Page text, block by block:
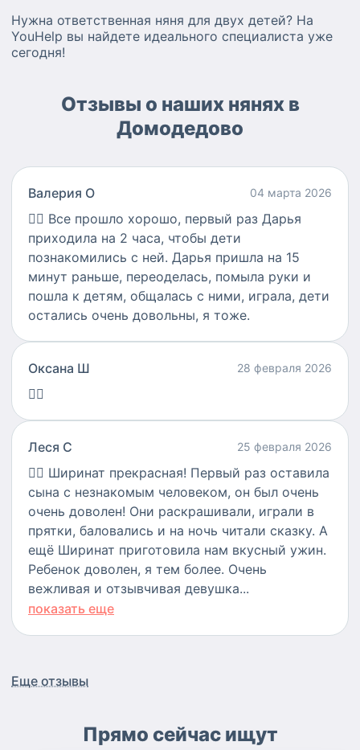
Нужна ответственная няня для двух детей? На
YouHelp вы найдете идеального специалиста уже
сегодня!
Отзывы о наших нянях в
Домодедово
Валерия О 04 марта 2026
👍🏻 Все прошло хорошо, первый раз Дарья
приходила на 2 часа, чтобы дети
познакомились с ней. Дарья пришла на 15
минут раньше, переоделась, помыла руки и
пошла к детям, общалась с ними, играла, дети
остались очень довольны, я тоже.
Оксана Ш 28 февраля 2026
👍🏻
Леся С 25 февраля 2026
👍🏻 Ширинат прекрасная! Первый раз оставила
сына с незнакомым человеком, он был очень
очень доволен! Они раскрашивали, играли в
прятки, баловались и на ночь читали сказку. А
ещё Ширинат приготовила нам вкусный ужин.
Ребенок доволен, я тем более. Очень
вежливая и отзывчивая девушка...
показать еще
Еще отзывы
Прямо сейчас ищут